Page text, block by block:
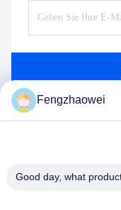
Shenzhen
Fengzhaowei
Good day, what